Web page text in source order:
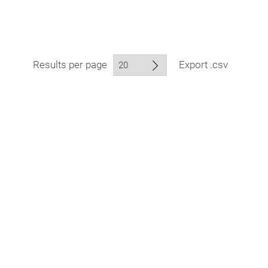
Results per page Export .csv